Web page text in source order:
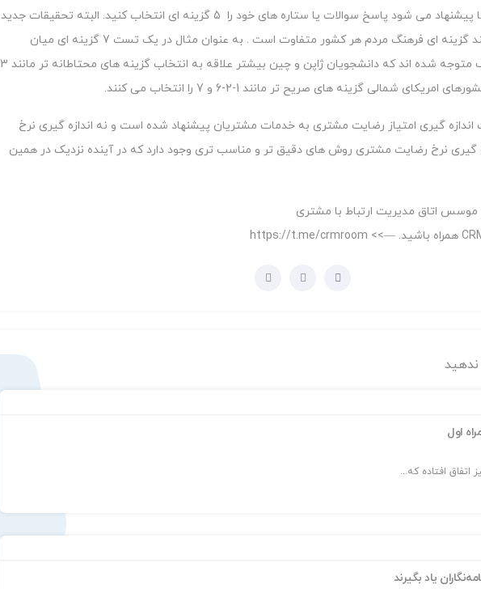
دلخواه شما متفاوت باشد اما پیشنهاد می شود پاسخ سوالات یا ستاره های خود را 5 گزینه ای انتخاب کنید. البته تحقیقات جدید
نشان می دهد در سوالات چند گزینه ای فرهنگ مردم هر کشور متفاوت است . به عنوان مثال در یک تست 7 گزینه ای میان
اندازه گیری امتیاز رضایت مشتری به خدمات مشتریان پیشنهاد شده است و نه اندازه گیری نرخ
نرخ رضایت مشتری روش های دقیق تر و مناسب تری وجود دارد که در آینده نزدیک در همین
موسس اتاق مدیریت ارتباط با مشتری
https://t.me/crmroom
اول
اتفاق افتاده که...
یاد بگیرند